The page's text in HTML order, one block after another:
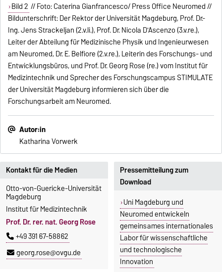
Bild 2 // Foto: Caterina Gianfrancesco/ Press Office Neuromed //
Bildunterschrift: Der Rektor der Universität Magdeburg, Prof. Dr.-
Ing. Jens Strackeljan (2.v.li.), Prof. Dr. Nicola D'Ascenzo (3.v.re.),
Leiter der Abteilung für Medizinische Physik und Ingenieurwesen
am Neuromed, Dr. E. Belfiore (2.v.re.), Leiterin des Forschungs- und
Entwicklungsbüros, und Prof. Dr. Georg Rose (re.) vom Institut für
Medizintechnik und Sprecher des Forschungscampus STIMULATE
der Universität Magdeburg informieren sich über die
Forschungsarbeit am Neuromed.
Autor:in
Katharina Vorwerk
Kontakt für die Medien
Otto-von-Guericke-Universität
Magdeburg
Institut für Medizintechnik
Prof. Dr. rer. nat. Georg Rose
+49 391 67-58862
georg.rose@ovgu.de
Pressemitteilung zum
Download
Uni Magdeburg und
Neuromed entwickeln
gemeinsames internationales
Labor für wissenschaftliche
und technologische
Innovation